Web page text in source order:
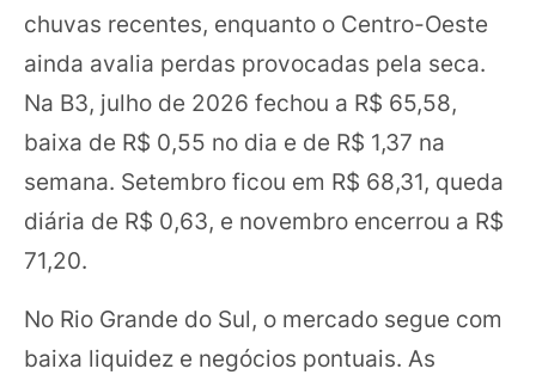
chuvas recentes, enquanto o Centro-Oeste
ainda avalia perdas provocadas pela seca.
Na B3, julho de 2026 fechou a R$ 65,58,
baixa de R$ 0,55 no dia e de R$ 1,37 na
semana. Setembro ficou em R$ 68,31, queda
diária de R$ 0,63, e novembro encerrou a R$
71,20.
No Rio Grande do Sul, o mercado segue com
baixa liquidez e negócios pontuais. As